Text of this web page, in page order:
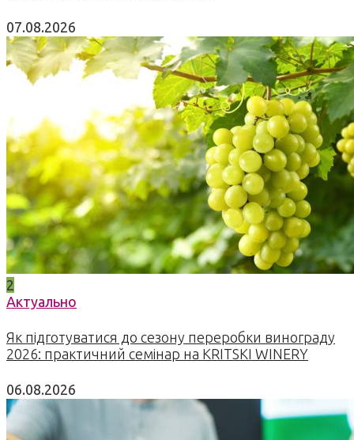
07.08.2026
2
Актуально
Як підготуватися до сезону переробки винограду
2026: практичний семінар на KRITSKI WINERY
06.08.2026